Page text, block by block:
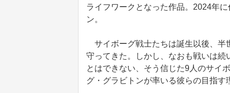
ライフワークとなった作品。2024年
ン。
サイボーグ戦士たちは誕生以後、半
守ってきた。しかし、なおも戦いは
とはできない、そう信じた9人のサイ
グ・グラビトンが率いる彼らの目指す